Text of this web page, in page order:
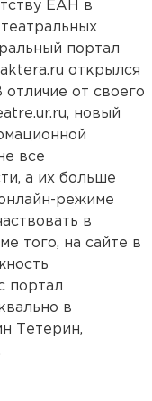
ЕАН в
портал
открылся
от своего
, новый
все
а их больше
режиме
в
того, на сайте в
портал
в
Тетерин,